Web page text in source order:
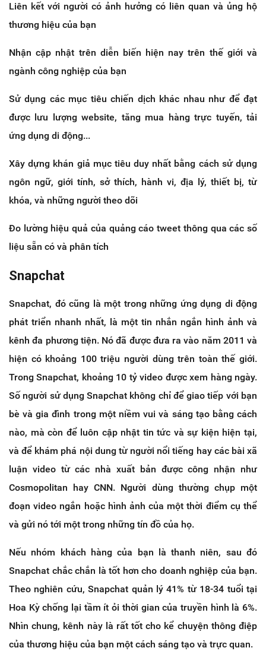
Liên kết với người có ảnh hưởng có liên quan và ủng hộ
thương hiệu của bạn
Nhận cập nhật trên diễn biến hiện nay trên thế giới và
ngành công nghiệp của bạn
Sử dụng các mục tiêu chiến dịch khác nhau như để đạt
được lưu lượng website, tăng mua hàng trực tuyến, tải
ứng dụng di động...
Xây dựng khán giả mục tiêu duy nhất bằng cách sử dụng
ngôn ngữ, giới tính, sở thích, hành vi, địa lý, thiết bị, từ
khóa, và những người theo dõi
Đo lường hiệu quả của quảng cáo tweet thông qua các số
liệu sẵn có và phân tích
Snapchat
Snapchat, đó cũng là một trong những ứng dụng di động
phát triển nhanh nhất, là một tin nhắn ngắn hình ảnh và
kênh đa phương tiện. Nó đã được đưa ra vào năm 2011 và
hiện có khoảng 100 triệu người dùng trên toàn thế giới.
Trong Snapchat, khoảng 10 tỷ video được xem hàng ngày.
Số người sử dụng Snapchat không chỉ để giao tiếp với bạn
bè và gia đình trong một niềm vui và sáng tạo bằng cách
nào, mà còn để luôn cập nhật tin tức và sự kiện hiện tại,
và để khám phá nội dung từ người nổi tiếng hay các bài xã
luận video từ các nhà xuất bản được công nhận như
Cosmopolitan hay CNN. Người dùng thường chụp một
đoạn video ngắn hoặc hình ảnh của một thời điểm cụ thể
và gửi nó tới một trong những tín đồ của họ.
Nếu nhóm khách hàng của bạn là thanh niên, sau đó
Snapchat chắc chắn là tốt hơn cho doanh nghiệp của bạn.
Theo nghiên cứu, Snapchat quản lý 41% từ 18-34 tuổi tại
Hoa Kỳ chống lại tầm ít ỏi thời gian của truyền hình là 6%.
Nhìn chung, kênh này là rất tốt cho kể chuyện thông điệp
của thương hiệu của bạn một cách sáng tạo và trực quan.